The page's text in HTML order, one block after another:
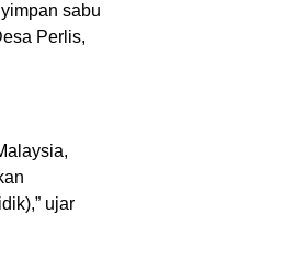
sabu
Perlis,
ujar